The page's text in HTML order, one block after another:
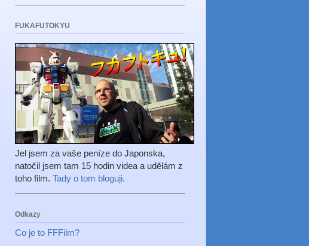
FUKAFUTOKYU
Jel jsem za vaše peníze do Japonska,
natočil jsem tam 15 hodin videa a udělám z
toho film. Tady o tom bloguji.
Odkazy
Co je to FFFilm?